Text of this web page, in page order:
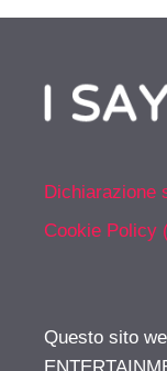
Dichiarazione
Cookie Policy
Questo sito